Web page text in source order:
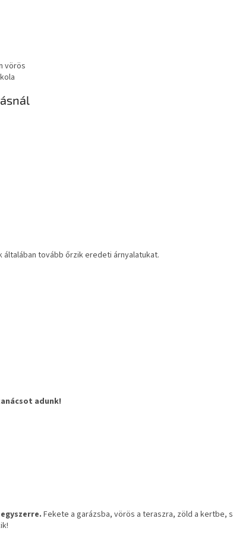
vörös
általában tovább őrzik eredeti árnyalatukat.
adunk!
Fekete a garázsba, vörös a teraszra, zöld a kertbe,